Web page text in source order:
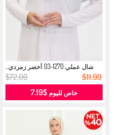
شال عملي 1270-03 أخضر زمردي...
$72.00 $11.99
خاص لليوم$7.19